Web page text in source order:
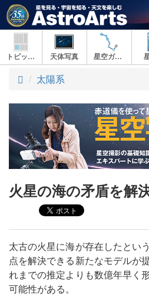
トピックス 天体写真 星空ガイド
ト
プ
太陽系
火星の海の矛盾を解
太古の火星に海が存在したとい
点を解決できる新たなモデルが
れまでの推定よりも数億年早く
可能性がある。